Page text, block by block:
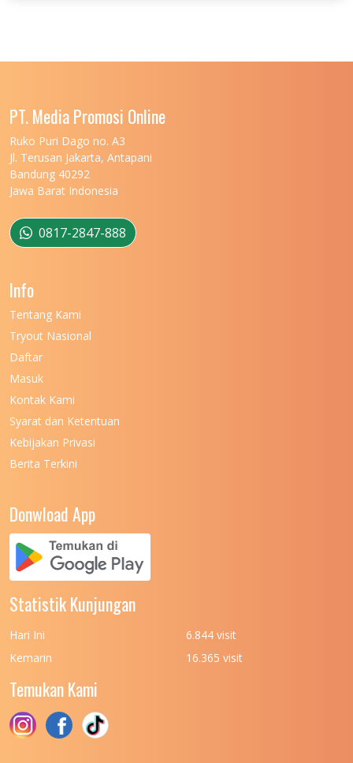
UNIVERSITAS MALIKUSSALEH
UNIVERSITAS MARITIM RAJA ALI HAJI
UNIVERSITAS MATARAM
UNIVERSITAS MULAWARMAN
UNIVERSITAS MUSAMUS
UNIVERSITAS NEGERI KHAIRUN
UNIVERSITAS NEGERI MEDAN
UNIVERSITAS NEGERI PADANG
UNIVERSITAS NUSA CENDANA
UNIVERSITAS PADJADJARAN
UNIVERSITAS PATTIMURA
(UPN) VETERAN JAKARTA
UNIVERSITAS PEMBANGUNAN NASIONAL
(UPN) VETERAN JAWA TIMUR
UNIVERSITAS PEMBANGUNAN NASIONAL
PT. Media Promosi Online
Ruko Puri Dago no. A3
Jl. Terusan Jakarta, Antapani
Bandung 40292
Jawa Barat Indonesia
0817-2847-888
Info
Tentang Kami
Tryout Nasional
Daftar
Masuk
Kontak Kami
Syarat dan Ketentuan
Kebijakan Privasi
Berita Terkini
Donwload App
Statistik Kunjungan
Hari Ini
6.844 visit
Kemarin
16.365 visit
Temukan Kami